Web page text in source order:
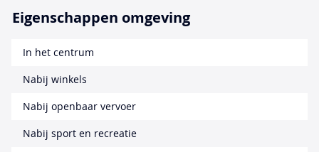
Eigenschappen omgeving
In het centrum
Nabij winkels
Nabij openbaar vervoer
Nabij sport en recreatie